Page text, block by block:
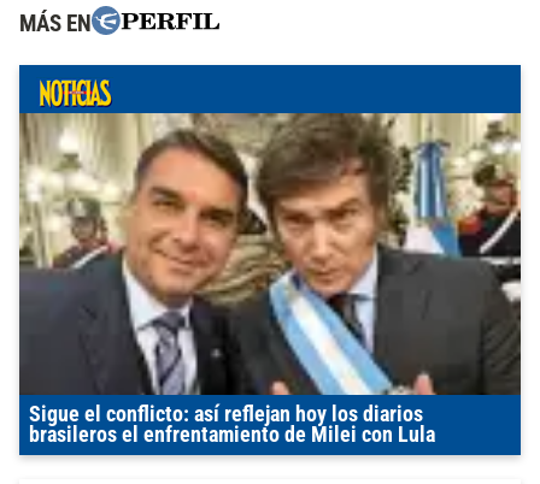
MÁS EN
Sigue el conflicto: así reflejan hoy los diarios
brasileros el enfrentamiento de Milei con Lula